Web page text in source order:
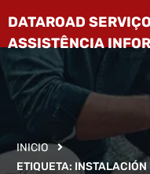
INICIO
ETIQUETA: INSTALACIÓN